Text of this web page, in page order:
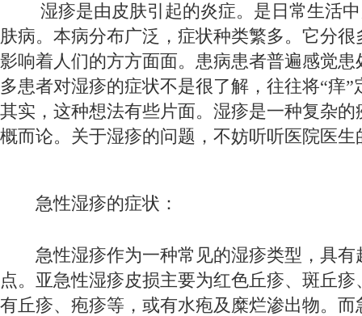
湿疹是由皮肤引起的炎症。是日常生活中
肤病。本病分布广泛，症状种类繁多。它分
影响着人们的方方面面。患病患者普遍感觉
多患者对湿疹的症状不是很了解，往往将“痒
其实，这种想法有些片面。湿疹是一种复杂
概而论。关于湿疹的问题，不妨听听医院医生
急性湿疹的症状：
急性湿疹作为一种常见的湿疹类型，具有
点。亚急性湿疹皮损主要为红色丘疹、斑丘
有丘疹、疱疹等，或有水疱及糜烂渗出物。